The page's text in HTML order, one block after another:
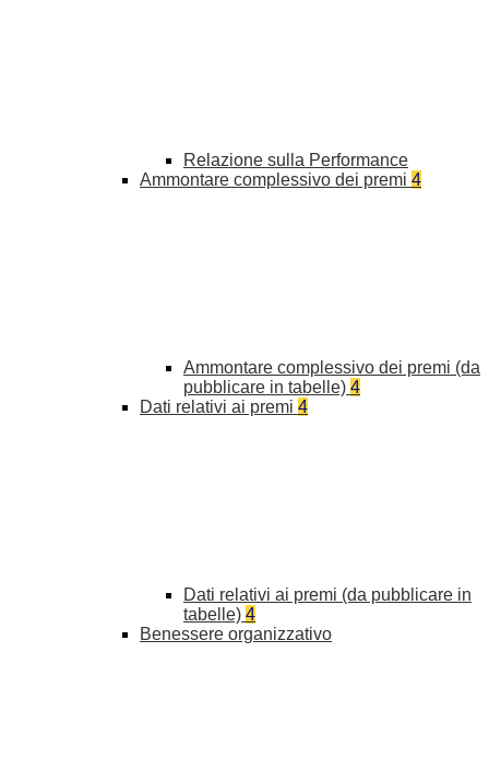
Relazione sulla Performance
Ammontare complessivo dei premi 4
Ammontare complessivo dei premi (da
pubblicare in tabelle) 4
Dati relativi ai premi 4
Dati relativi ai premi (da pubblicare in
tabelle) 4
Benessere organizzativo